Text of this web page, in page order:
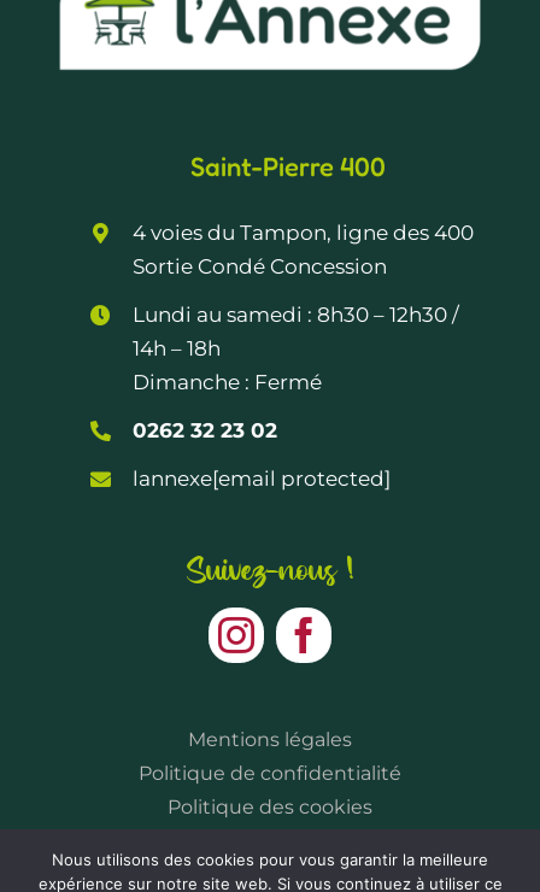
Saint-Pierre 400
4 voies du Tampon, ligne des 400
Sortie Condé Concession
Lundi au samedi :8h30 – 12h30 /
14h – 18h
Dimanche : Fermé
0262 32 23 02
lannexe[email protected]
Suivez-nous !
Mentions légales
Politique de confidentialité
Politique des cookies
Nous utilisons des cookies pour vous garantir la meilleure
expérience sur notre site web. Si vous continuez à utiliser ce